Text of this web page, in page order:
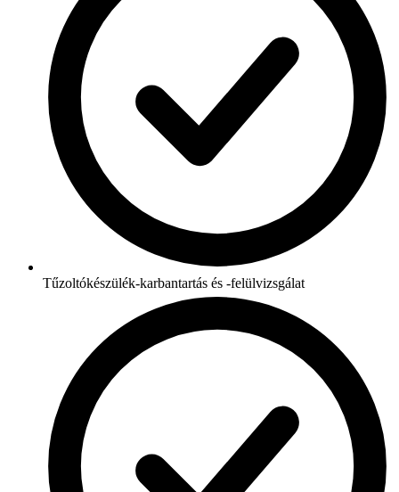
Tűzoltókészülék-karbantartás és -felülvizsgálat